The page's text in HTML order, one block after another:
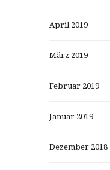
April 2019
März 2019
Februar 2019
Januar 2019
Dezember 2018